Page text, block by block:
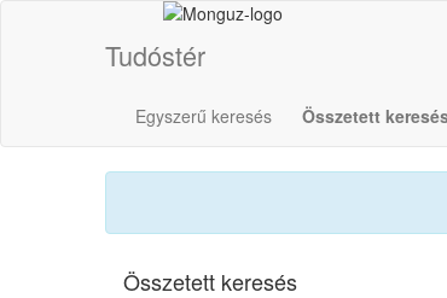
Tudóstér
Egyszerű keresés Összetett
Összetett keresés